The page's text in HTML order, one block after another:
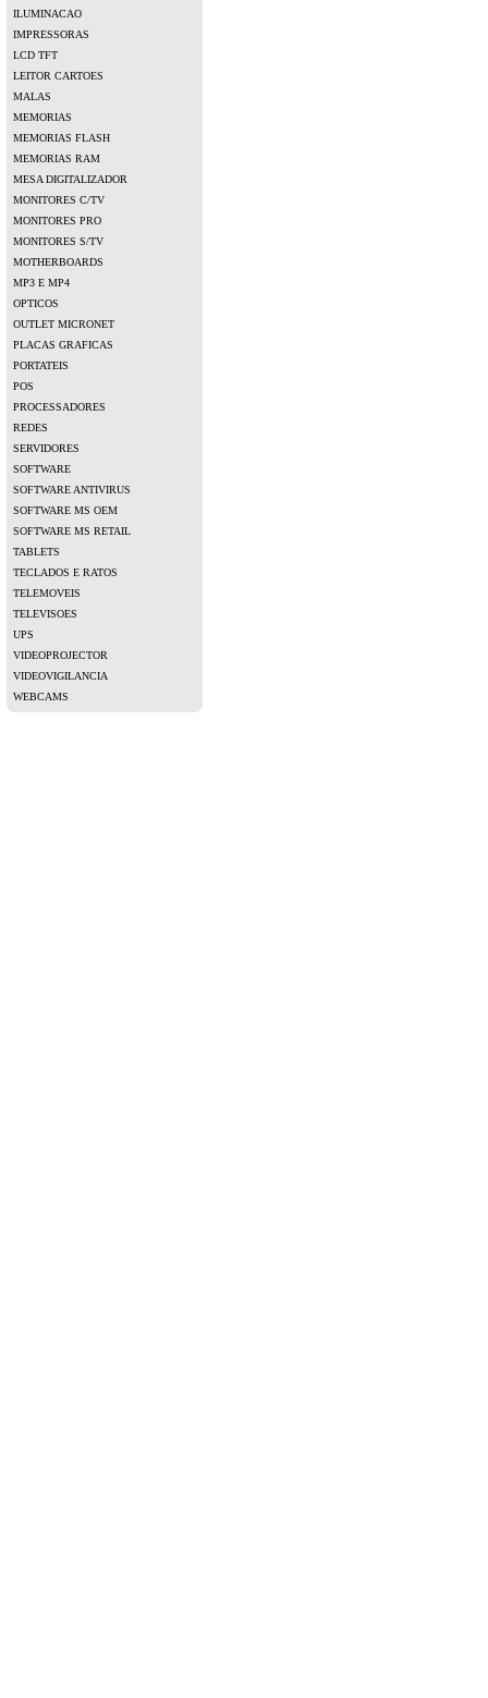
ILUMINACAO
IMPRESSORAS
LCD TFT
LEITOR CARTOES
MALAS
MEMORIAS
MEMORIAS FLASH
MEMORIAS RAM
MESA DIGITALIZADOR
MONITORES C/TV
MONITORES PRO
MONITORES S/TV
MOTHERBOARDS
MP3 E MP4
OPTICOS
OUTLET MICRONET
PLACAS GRAFICAS
PORTATEIS
POS
PROCESSADORES
REDES
SERVIDORES
SOFTWARE
SOFTWARE ANTIVIRUS
SOFTWARE MS OEM
SOFTWARE MS RETAIL
TABLETS
TECLADOS E RATOS
TELEMOVEIS
TELEVISOES
UPS
VIDEOPROJECTOR
VIDEOVIGILANCIA
WEBCAMS